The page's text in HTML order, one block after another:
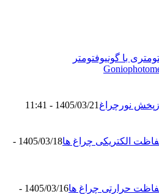
با گونیوفتومتر
نورچراغ 1405/03/21 - 11:41
الکتریکی چراغ ها
1405/03/18 -
حرارتی چراغ ها
1405/03/16 -